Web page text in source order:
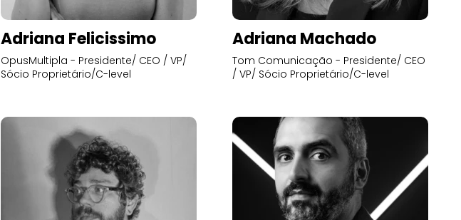
Adriana Felicissimo
OpusMultipla - Presidente/ CEO / VP/
Sócio Proprietário/C-level
Adriana Machado
Tom Comunicação - Presidente/ CEO
/ VP/ Sócio Proprietário/C-level